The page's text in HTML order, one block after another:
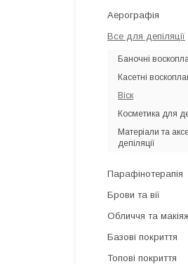
Аерографія
Все для депіляції
Баночні
Касетні
Віск
Косметика для
Матеріали та
депіляції
Парафінотерапія
Брови та вії
Обличчя та
Базові покриття
Топові покриття